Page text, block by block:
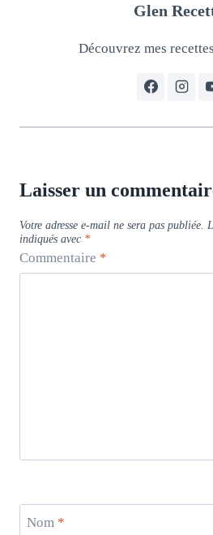
Glen
Découvrez mes
Laisser un
Votre adresse e-mail ne sera pas publiée.
indiqués avec *
Commentaire *
Nom *